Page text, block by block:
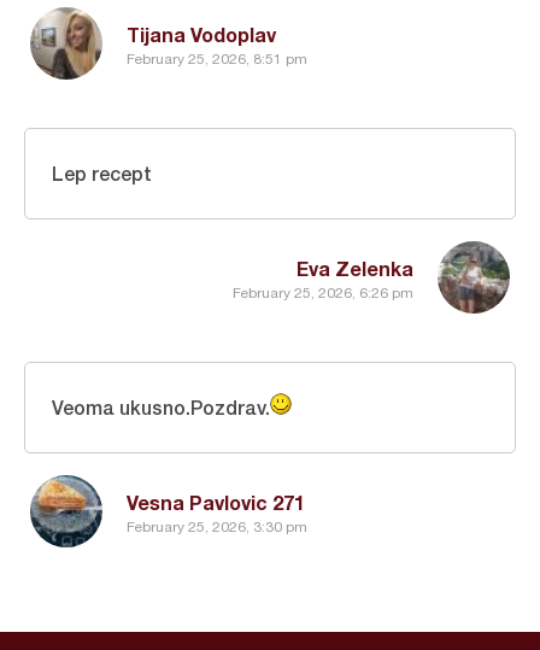
Tijana Vodoplav
February 25, 2026, 8:51 pm
Eva Zelenka
February 25, 2026, 6:26 pm
Lep recept
Vesna Pavlovic 271
February 25, 2026, 3:30 pm
Veoma ukusno.Pozdrav.